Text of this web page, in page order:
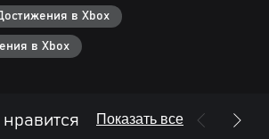
в Xbox
в Xbox
Показать все